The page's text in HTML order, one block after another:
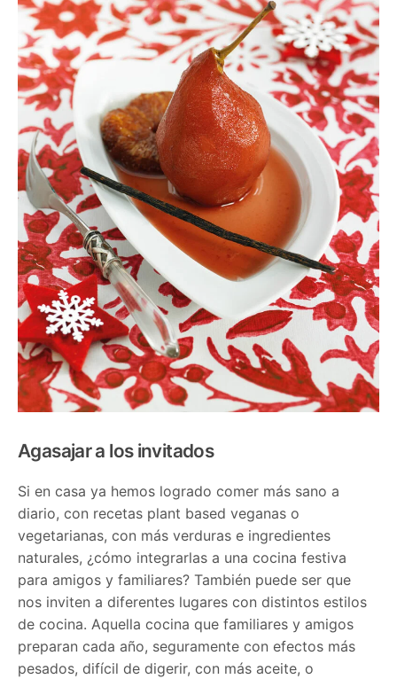
Agasajar a los invitados
Si en casa ya hemos logrado comer más sano a
diario, con recetas plant based veganas o
vegetarianas, con más verduras e ingredientes
naturales, ¿cómo integrarlas a una cocina festiva
para amigos y familiares? También puede ser que
nos inviten a diferentes lugares con distintos estilos
de cocina. Aquella cocina que familiares y amigos
preparan cada año, seguramente con efectos más
pesados, difícil de digerir, con más aceite, o